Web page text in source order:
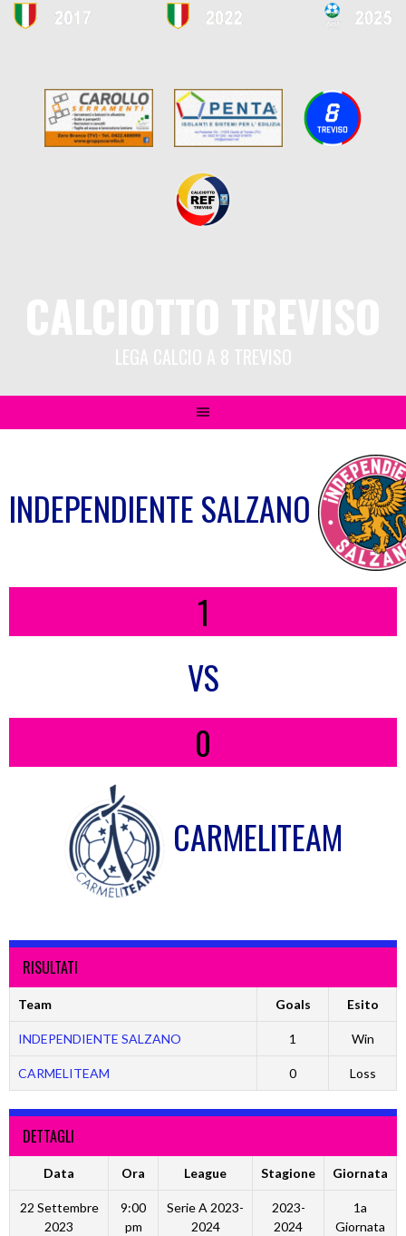
INDEPENDIENTE SALZANO
1
VS
0
CARMELITEAM
RISULTATI
Team Goals Esito
INDEPENDIENTE SALZANO 1 Win
CARMELITEAM 0 Loss
DETTAGLI
Data Ora League Stagione Giornata
22 Settembre
2023
9:00
pm
Serie A 2023-
2024
2023-
2024
1a
Giornata